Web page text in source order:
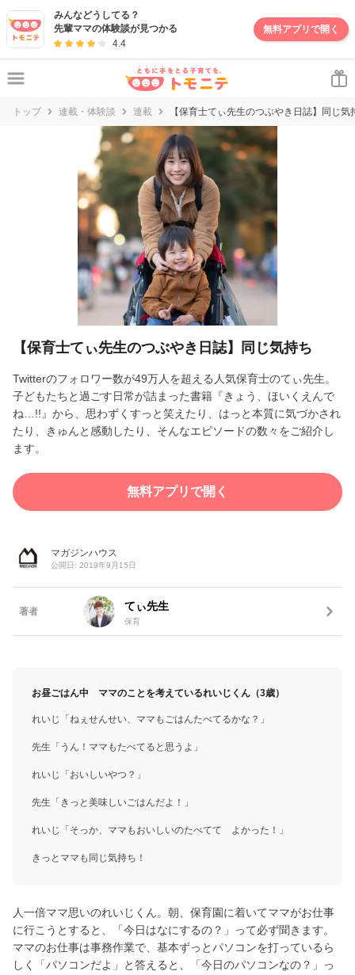
みんなどうしてる？
先輩ママの体験談が見つかる
4.4
無料アプリで開く
トップ 連載・体験談 連載 【保育士てぃ先生のつぶやき日誌】同じ気
【保育士てぃ先生のつぶやき日誌】同じ気持ち
Twitterのフォロワー数が49万人を超える人気保育士のてぃ先生。
子どもたちと過ごす日常が詰まった書籍『きょう、ほいくえんで
ね…!!』から、思わずくすっと笑えたり、はっと本質に気づかされ
たり、きゅんと感動したり、そんなエピソードの数々をご紹介し
ます。
無料アプリで開く
マガジンハウス
公開日: 2019年9月15日
著者 てぃ先生
保育
お昼ごはん中 ママのことを考えているれいじくん（3歳）
れいじ「ねぇせんせい、ママもごはんたべてるかな？」
先生「うん！ママもたべてると思うよ」
れいじ「おいしいやつ？」
先生「きっと美味しいごはんだよ！」
れいじ「そっか、ママもおいしいのたべてて よかった！」
きっとママも同じ気持ち！
人一倍ママ思いのれいじくん。朝、保育園に着いてママがお仕事
に行こうとすると、「今日はなにするの？」って必ず聞きます。
ママのお仕事は事務作業で、基本ずっとパソコンを打っているら
しく「パソコンだよ」と答えると、「今日のパソコンなの？」っ